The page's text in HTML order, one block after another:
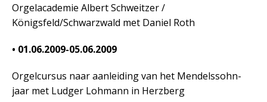
Orgelacademie Albert Schweitzer /
Königsfeld/Schwarzwald met Daniel Roth
• 01.06.2009-05.06.2009
Orgelcursus naar aanleiding van het Mendelssohn-
jaar met Ludger Lohmann in Herzberg